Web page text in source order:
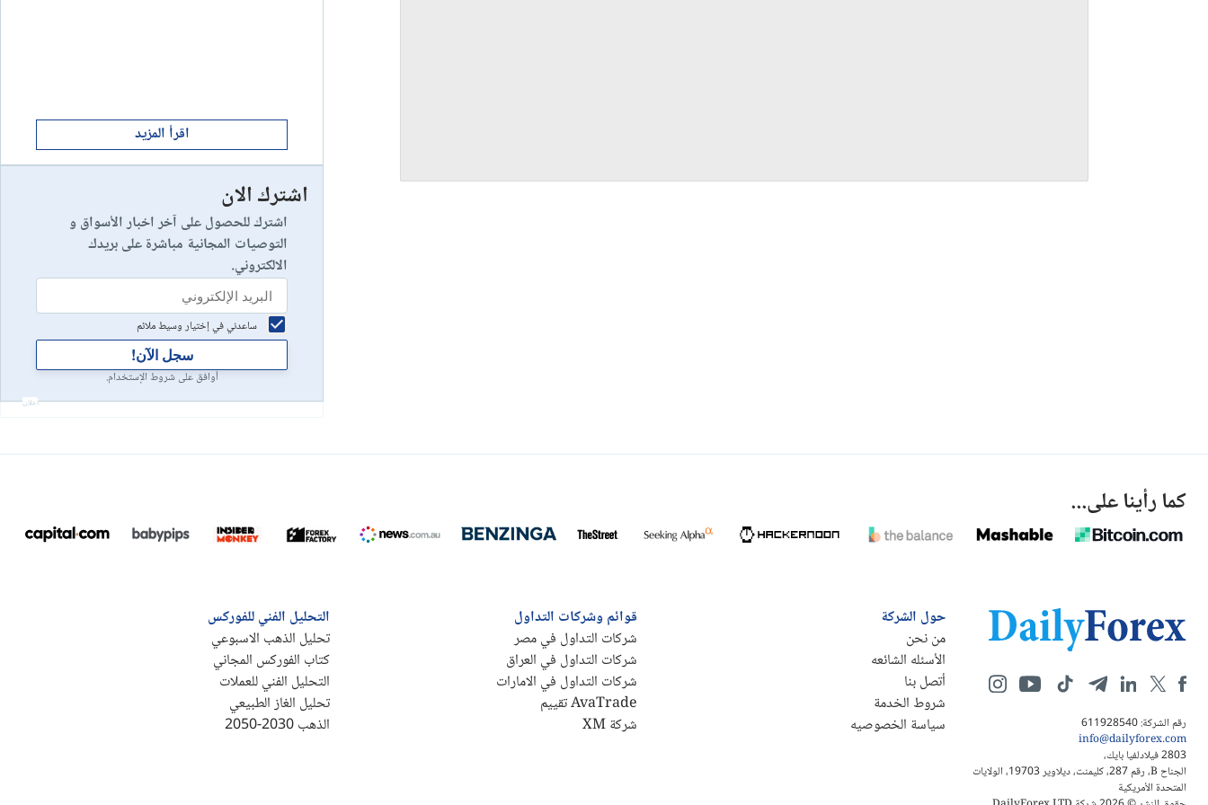
إستعراض شركة
10
اقرأ المزيد
اشترك الان
اشترك للحصول على آخر اخبار الأسواق و
التوصيات المجانية مباشرة على بريدك
الالكتروني.
ساعدني في إختيار وسيط ملائم
سجل الآن!
أوافق على شروط الإستخدام.
أعلان
كما رأينا على...
رقم الشركة: 611928540
info@dailyforex.com
2803 فيلادلفيا بايك،
الجناح B، رقم 287، كليمنت، ديلاوير 19703، الولايات
المتحدة الأمريكية
حول الشركة
من نحن
الأسئله الشائعه
أتصل بنا
شروط الخدمة
سياسة الخصوصيه
قوائم وشركات التداول
شركات التداول في مصر
شركات التداول في العراق
شركات التداول في الامارات
AvaTrade تقييم
شركة XM
التحليل الفني للفوركس
تحليل الذهب الاسبوعي
كتاب الفوركس المجاني
التحليل الفني للعملات
تحليل الغاز الطبيعي
الذهب 2030-2050